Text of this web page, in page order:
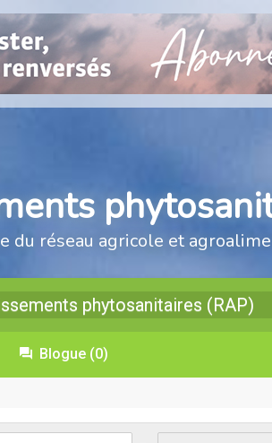
du réseau agricole et
phytosanitaires (RAP)
Blogue (0)